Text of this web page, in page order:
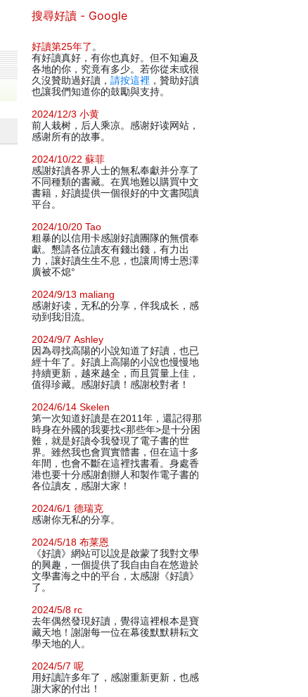
搜尋好讀 - Google
好讀第25年了 。
有好讀真好，有你也真好。但不知遍及
各地的你，究竟有多少。若你從未或很
久沒贊助過好讀， 請按這裡 ，贊助好讀
也讓我們知道你的鼓勵與支持。
2024/12/3 小黄
前人栽树，后人乘凉。感谢好读网站，
感谢所有的故事。
2024/10/22 蘇菲
感謝好讀各界人士的無私奉獻并分享了
不同種類的書藏。在異地難以購買中文
書籍，好讀提供一個很好的中文書閱讀
平台。
2024/10/20 Tao
粗暴的以信用卡感謝好讀團隊的無償奉
獻。懇請各位讀友有錢出錢，有力出
力，讓好讀生生不息，也讓周博士恩澤
廣被不熄°
2024/9/13 maliang
感谢好读，无私的分享，伴我成长，感
动到我泪流。
2024/9/7 Ashley
因為尋找高陽的小說知道了好讀，也已
經十年了。好讀上高陽的小說也慢慢地
持續更新，越來越全，而且質量上佳，
值得珍藏。感謝好讀！感謝校對者！
2024/6/14 Skelen
第一次知道好讀是在2011年，還記得那
時身在外國的我要找<那些年>是十分困
難，就是好讀令我發現了電子書的世
界。雖然我也會買實體書，但在這十多
年間，也會不斷在這裡找書看。身處香
港也要十分感謝創辦人和製作電子書的
各位讀友，感謝大家！
2024/6/1 德瑞克
感谢你无私的分享。
2024/5/18 布莱恩
《好讀》網站可以說是啟蒙了我對文學
的興趣，一個提供了我自由自在悠遊於
文學書海之中的平台，太感謝《好讀》
了。
2024/5/8 rc
去年偶然發現好讀，覺得這裡根本是寶
藏天地！謝謝每一位在幕後默默耕耘文
學天地的人。
2024/5/7 呢
用好讀許多年了，感謝重新更新，也感
謝大家的付出！